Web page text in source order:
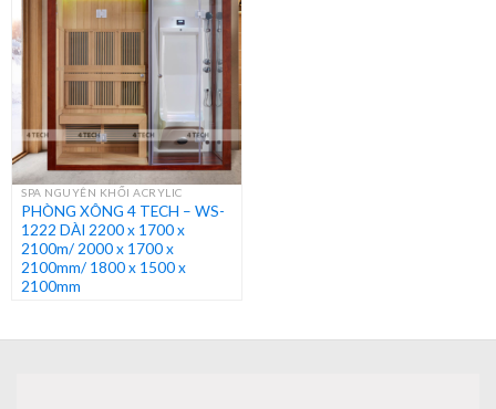
SPA NGUYÊN KHỐI ACRYLIC
PHÒNG XÔNG 4 TECH – WS-
1222 DÀI 2200 x 1700 x
2100m/ 2000 x 1700 x
2100mm/ 1800 x 1500 x
2100mm